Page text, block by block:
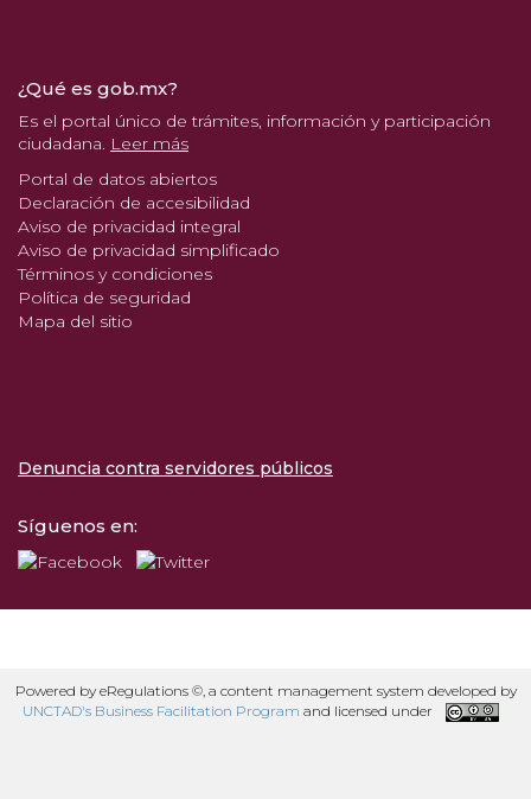
¿Qué es gob.mx?
Es el portal único de trámites, información y participación
ciudadana. Leer más
Portal de datos abiertos
Declaración de accesibilidad
Aviso de privacidad integral
Aviso de privacidad simplificado
Términos y condiciones
Política de seguridad
Mapa del sitio
Denuncia contra servidores públicos
Síguenos en:
Powered by eRegulations ©, a content management system developed by
UNCTAD's Business Facilitation Program and licensed under